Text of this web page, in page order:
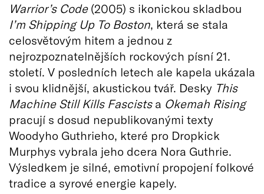
Warrior’s Code(2005) s ikonickou skladbou
I’m Shipping Up To Boston, která se stala
celosvětovým hitem a jednou z
nejrozpoznatelnějších rockových písní 21.
století. V posledních letech ale kapela ukázala
i svou klidnější, akustickou tvář. Desky This
Machine Still Kills Fascistsa Okemah Rising
pracují s dosud nepublikovanými texty
Woodyho Guthrieho, které pro Dropkick
Murphys vybrala jeho dcera Nora Guthrie.
Výsledkem je silné, emotivní propojení folkové
tradice a syrové energie kapely.